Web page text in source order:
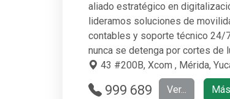
aliado estratégico en
lideramos soluciones de
contables y soporte técnico 24/
nunca se detenga por cortes de
43 #200B, Xcom , Mérida,
999 689
Ver...